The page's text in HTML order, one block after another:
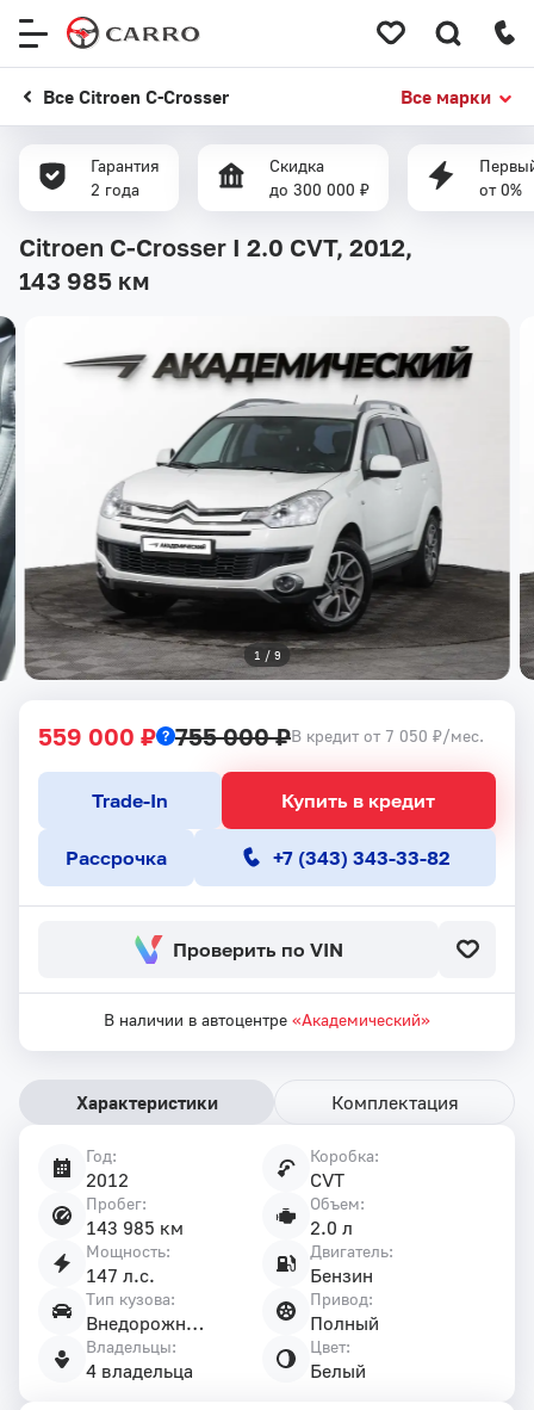
Все Citroen C-Crosser Все марки
Гарантия
2 года
Скидка
до 300 000 ₽
от 0%
Citroen C-Crosser I 2.0 CVT, 2012,
143 985 км
1 / 9
559 000 ₽ 755 000 ₽В кредит от 7 050 ₽/мес.
Купить в кредит
Trade-In
Рассрочка +7 (343) 343-33-82
Проверить по VIN
В наличии в автоцентре «Академический»
Характеристики Комплектация
Год:
2012
Коробка:
CVT
Пробег:
143 985 км
Объем:
2.0 л
Мощность:
147 л.с.
Двигатель:
Бензин
Тип кузова:
Внедорожник 5 дв.
Привод:
Полный
Владельцы:
4 владельца
Цвет:
Белый